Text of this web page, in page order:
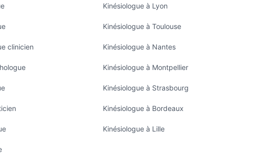
clinicien
Kinésiologue à Lyon
Kinésiologue à Toulouse
Kinésiologue à Nantes
Kinésiologue à Montpellier
Kinésiologue à Strasbourg
Kinésiologue à Bordeaux
Kinésiologue à Lille